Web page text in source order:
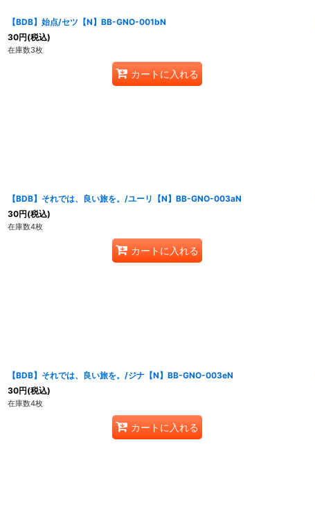
【BDB】始点/セツ【N】BB-GNO-001bN
30円(税込)
在庫数3枚
カートに入れる
【BDB】それでは、良い旅を。/ユーリ【N】BB-GNO-003aN
30円(税込)
在庫数4枚
カートに入れる
【BDB】それでは、良い旅を。/ジナ【N】BB-GNO-003eN
30円(税込)
在庫数4枚
カートに入れる